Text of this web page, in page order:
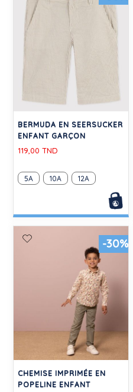
BERMUDA EN SEERSUCKER
ENFANT GARÇON
119,00 TND
5A 10A 12A
-30%
CHEMISE IMPRIMÉE EN
POPELINE ENFANT